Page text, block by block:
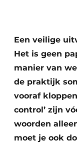
Fundering
Kopen/Huren/
Een veilige
Het is geen
manier van
de praktijk
vooraf
control’ zijn
woorden
moet je ook